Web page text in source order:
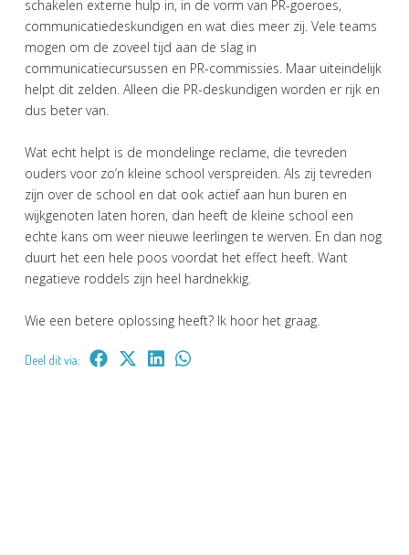
schakelen externe hulp in, in de vorm van PR-goeroes,
communicatiedeskundigen en wat dies meer zij. Vele teams
mogen om de zoveel tijd aan de slag in
communicatiecursussen en PR-commissies. Maar uiteindelijk
helpt dit zelden. Alleen die PR-deskundigen worden er rijk en
dus beter van.
Wat echt helpt is de mondelinge reclame, die tevreden
ouders voor zo’n kleine school verspreiden. Als zij tevreden
zijn over de school en dat ook actief aan hun buren en
wijkgenoten laten horen, dan heeft de kleine school een
echte kans om weer nieuwe leerlingen te werven. En dan nog
duurt het een hele poos voordat het effect heeft. Want
negatieve roddels zijn heel hardnekkig.
Wie een betere oplossing heeft? Ik hoor het graag.
Deel dit via: